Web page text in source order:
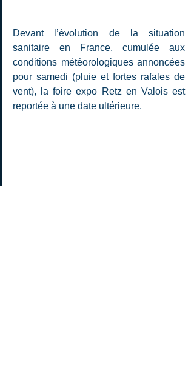
Devant l’évolution de la situation
sanitaire en France, cumulée aux
conditions météorologiques annoncées
pour samedi (pluie et fortes rafales de
vent), la foire expo Retz en Valois est
reportée à une date ultérieure.